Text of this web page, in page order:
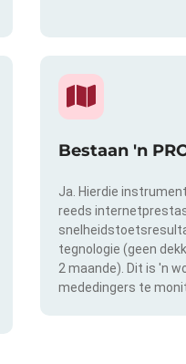
Bestaan 'n
Ja. Hierdie
reeds
tegnologie (geen
2 maande). Dit is 'n
mededingers te